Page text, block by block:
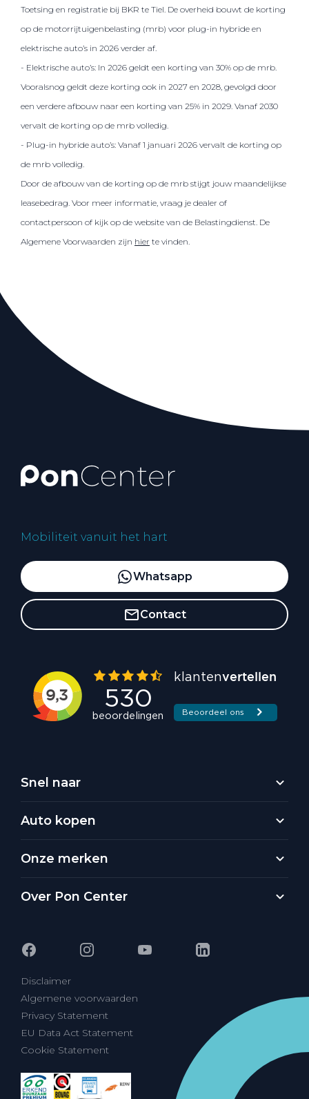
Toetsing en registratie bij BKR te Tiel. De overheid bouwt de korting
op de motorrijtuigenbelasting (mrb) voor plug-in hybride en
elektrische auto’s in 2026 verder af.
- Elektrische auto’s: In 2026 geldt een korting van 30% op de mrb.
Vooralsnog geldt deze korting ook in 2027 en 2028, gevolgd door
een verdere afbouw naar een korting van 25% in 2029. Vanaf 2030
vervalt de korting op de mrb volledig.
- Plug-in hybride auto’s: Vanaf 1 januari 2026 vervalt de korting op
de mrb volledig.
Door de afbouw van de korting op de mrb stijgt jouw maandelijkse
leasebedrag. Voor meer informatie, vraag je dealer of
contactpersoon of kijk op de website van de Belastingdienst. De
Algemene Voorwaarden zijn hier te vinden.
Mobiliteit vanuit het hart
Whatsapp
Contact
Snel naar
Auto kopen
Onze merken
Over Pon Center
Disclaimer
Algemene voorwaarden
Privacy Statement
EU Data Act Statement
Cookie Statement